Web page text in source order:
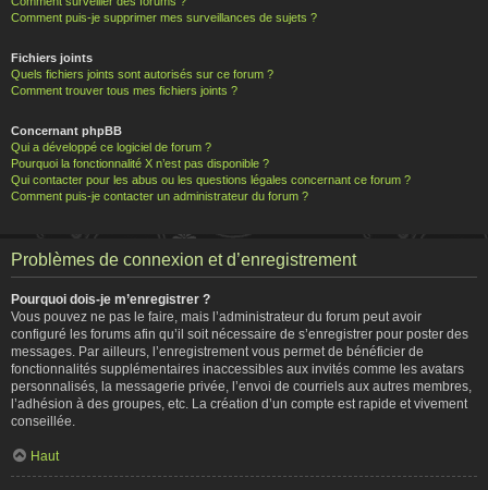
Comment puis-je supprimer mes surveillances de sujets ?
Fichiers joints
Quels fichiers joints sont autorisés sur ce forum ?
Comment trouver tous mes fichiers joints ?
Concernant phpBB
Qui a développé ce logiciel de forum ?
Pourquoi la fonctionnalité X n’est pas disponible ?
Qui contacter pour les abus ou les questions légales concernant ce forum ?
Comment puis-je contacter un administrateur du forum ?
Problèmes de connexion et d’enregistrement
Pourquoi dois-je m’enregistrer ?
Vous pouvez ne pas le faire, mais l’administrateur du forum peut avoir
configuré les forums afin qu’il soit nécessaire de s’enregistrer pour poster des
messages. Par ailleurs, l’enregistrement vous permet de bénéficier de
fonctionnalités supplémentaires inaccessibles aux invités comme les avatars
personnalisés, la messagerie privée, l’envoi de courriels aux autres membres,
l’adhésion à des groupes, etc. La création d’un compte est rapide et vivement
conseillée.
Haut